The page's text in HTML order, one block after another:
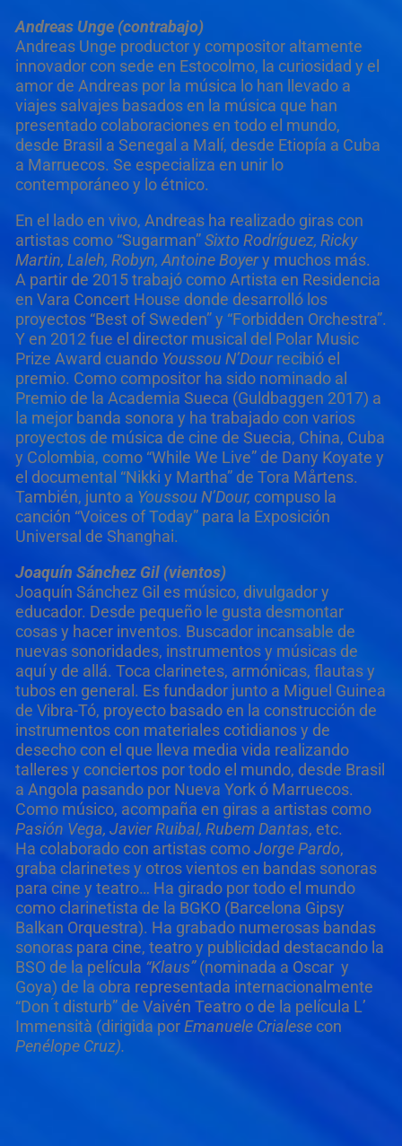
Andreas Unge (contrabajo)
Andreas Unge productor y compositor altamente
innovador con sede en Estocolmo, la curiosidad y el
amor de Andreas por la música lo han llevado a
viajes salvajes basados en la música que han
presentado colaboraciones en todo el mundo,
desde Brasil a Senegal a Malí, desde Etiopía a Cuba
a Marruecos. Se especializa en unir lo
contemporáneo y lo étnico.
En el lado en vivo, Andreas ha realizado giras con
artistas como “Sugarman”Sixto Rodríguez, Ricky
Martin, Laleh, Robyn, Antoine Boyery muchos más.
A partir de 2015 trabajó como Artista en Residencia
en Vara Concert House donde desarrolló los
proyectos “Best of Sweden” y “Forbidden Orchestra”.
Y en 2012 fue el director musical del Polar Music
Prize Award cuando Youssou N’Dourrecibió el
premio. Como compositor ha sido nominado al
Premio de la Academia Sueca (Guldbaggen 2017) a
la mejor banda sonora y ha trabajado con varios
proyectos de música de cine de Suecia, China, Cuba
y Colombia, como “While We Live” de Dany Koyate y
el documental “Nikki y Martha” de Tora Mårtens.
También, junto a Youssou N’Dour, compuso la
canción “Voices of Today” para la Exposición
Universal de Shanghai.
Joaquín Sánchez Gil (vientos)
Joaquín Sánchez Gil es músico, divulgador y
educador. Desde pequeño le gusta desmontar
cosas y hacer inventos. Buscador incansable de
nuevas sonoridades, instrumentos y músicas de
aquí y de allá. Toca clarinetes, armónicas, flautas y
tubos en general. Es fundador junto a Miguel Guinea
de Vibra-Tó, proyecto basado en la construcción de
instrumentos con materiales cotidianos y de
desecho con el que lleva media vida realizando
talleres y conciertos por todo el mundo, desde Brasil
a Angola pasando por Nueva York ó Marruecos.
Como músico, acompaña en giras a artistas como
Pasión Vega, Javier Ruibal, Rubem Dantas, etc.
Ha colaborado con artistas comoJorge Pardo,
graba clarinetes y otros vientos en bandas sonoras
para cine y teatro… Ha girado por todo el mundo
como clarinetista de la BGKO (Barcelona Gipsy
Balkan Orquestra). Ha grabado numerosas bandas
sonoras para cine, teatro y publicidad destacando la
BSO de la película “Klaus”(nominada a Oscar y
Goya) de la obra representada internacionalmente
“Don ́t disturb” de Vaivén Teatro o de la película L’
Immensità (dirigida porEmanuele Crialese con
Penélope Cruz).